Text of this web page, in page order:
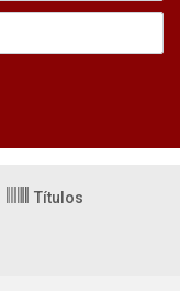
Títulos